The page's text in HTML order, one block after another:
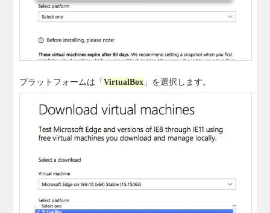
プラットフォームは「VirtualBox 」を選択します。